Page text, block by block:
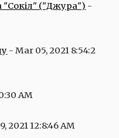
"Сокіл" ("Джура") -
- Mar 05, 2021 8:54:2
AM
2021 12:8:46 AM